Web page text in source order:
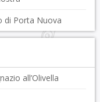
di Porta Nuova
all’Olivella